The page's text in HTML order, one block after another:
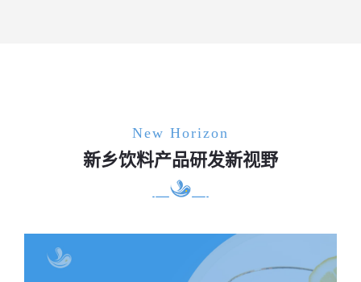
New Horizon
新乡饮料产品研发新视野